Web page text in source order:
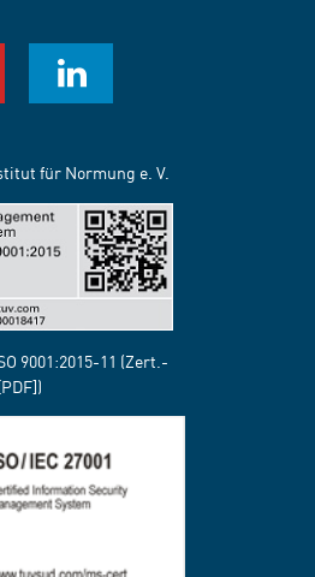
für Normung e. V.
9001:2015-11 (Zert.-